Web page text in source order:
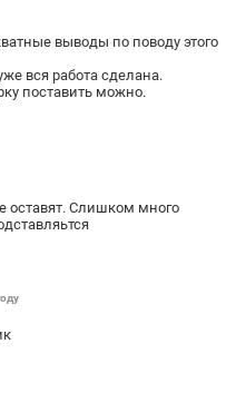
выводы по поводу этого
вся работа сделана.
поставить можно.
оставят. Слишком много